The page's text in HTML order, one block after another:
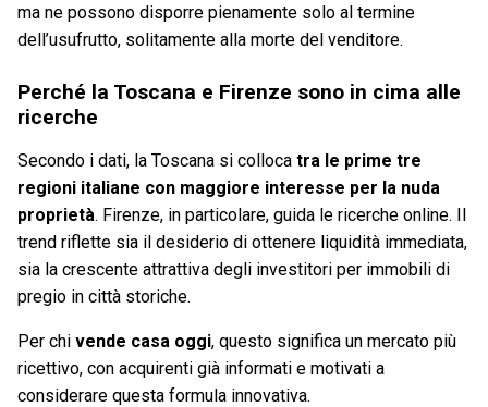
ma ne possono disporre pienamente solo al termine
dell’usufrutto, solitamente alla morte del venditore.
Perché la Toscana e Firenze sono in cima alle
ricerche
Secondo i dati, la Toscana si colloca tra le prime tre
regioni italiane con maggiore interesse per la nuda
proprietà. Firenze, in particolare, guida le ricerche online. Il
trend riflette sia il desiderio di ottenere liquidità immediata,
sia la crescente attrattiva degli investitori per immobili di
pregio in città storiche.
Per chi vende casa oggi, questo significa un mercato più
ricettivo, con acquirenti già informati e motivati a
considerare questa formula innovativa.